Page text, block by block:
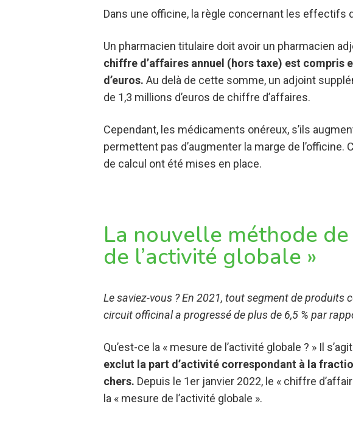
Dans une officine, la règle concernant les effectifs
Un pharmacien titulaire doit avoir un pharmacien
chiffre d’affaires annuel (hors taxe) est compris
d’euros. Au delà de cette somme, un adjoint
de 1,3 millions d’euros de chiffre d’affaires.
Cependant, les médicaments onéreux, s’ils
permettent pas d’augmenter la marge de
de calcul ont été mises en place.
La nouvelle méthode
de l’activité globale »
Le saviez-vous ? En 2021, tout segment de produits
circuit officinal a progressé de plus de 6,5 % par
Qu’est-ce la « mesure de l’activité globale ? » Il s’agit
exclut la part d’activité correspondant à la
chers. Depuis le 1er janvier 2022, le « chiffre
la « mesure de l’activité globale ».